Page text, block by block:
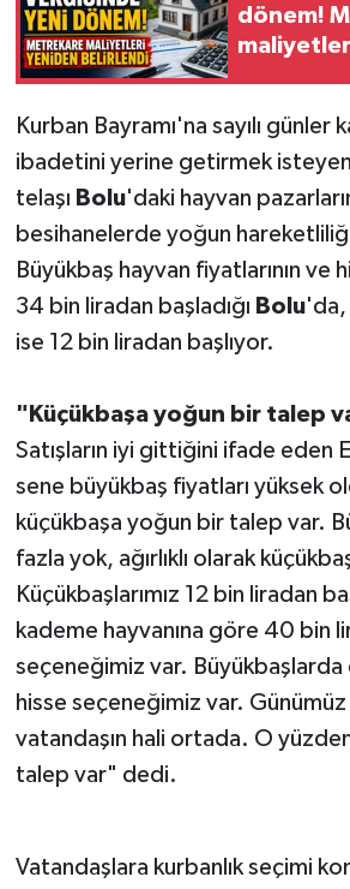
dönem!
Kurban Bayramı'na sayılı günler
ibadetini yerine getirmek
telaşı Bolu'daki hayvan
besihanelerde yoğun
Büyükbaş hayvan fiyatlarının ve
34 bin liradan başladığı Bolu'da,
ise 12 bin liradan başlıyor.
"Küçükbaşa yoğun bir talep
Satışların iyi gittiğini ifade eden
sene büyükbaş fiyatları yüksek
küçükbaşa yoğun bir talep var.
fazla yok, ağırlıklı olarak
Küçükbaşlarımız 12 bin liradan
kademe hayvanına göre 40 bin
seçeneğimiz var. Büyükbaşlarda
hisse seçeneğimiz var. Günümüz
vatandaşın hali ortada. O
talep var" dedi.
Vatandaşlara kurbanlık seçimi